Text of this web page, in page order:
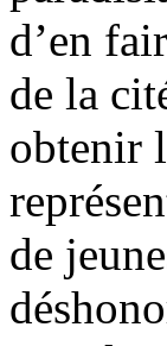
d’en
de la
obtenir
de